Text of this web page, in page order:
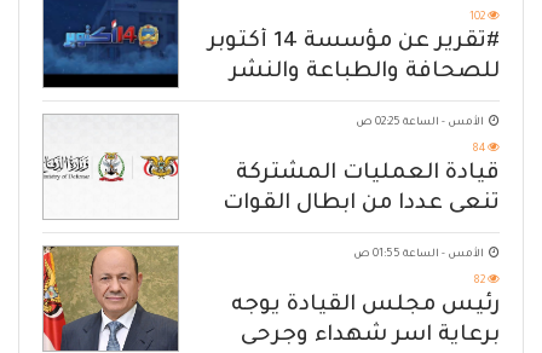
102
#تقرير عن مؤسسة 14 أكتوبر
للصحافة والطباعة والنشر
الأمس - الساعة 02:25 ص
84
قيادة العمليات المشتركة
تنعى عددا من ابطال القوات
المسلحة
الأمس - الساعة 01:55 ص
82
رئيس مجلس القيادة يوجه
برعاية اسر شهداء وجرحى